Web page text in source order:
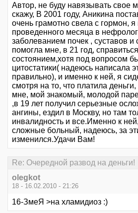
Автор, не буду навязывать свое
скажу, В 2001 году, Аникина
очень грамотно свела с гормон,
проведенного месяца в
заболеванием почек , суставов и
помогла мне, в 21 год,
состоянием,хотя под вопросом
цитостатики( надеюсь написала
правильно), и именно к ней, я
смотря на то, что платила
мне, мой знакомый, молодой
,в 19 лет получил серьезные
ангины, ездил в Москву, но там
инвалидность и все.Именно к
сложные больный, надеюсь, за
изменился.Удачи Вам!
Re: Очередной развод на деньги!
olegkot
18 - 16.02.2010 - 21:26
16-ЗмеЯ >на хламидиоз :)